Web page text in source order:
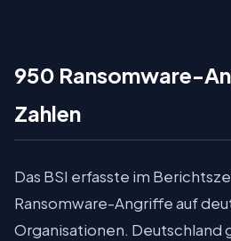
950 Ransomware-
Zahlen
Das BSI erfasste im
Ransomware-Angriffe auf
Organisationen. Deutschland